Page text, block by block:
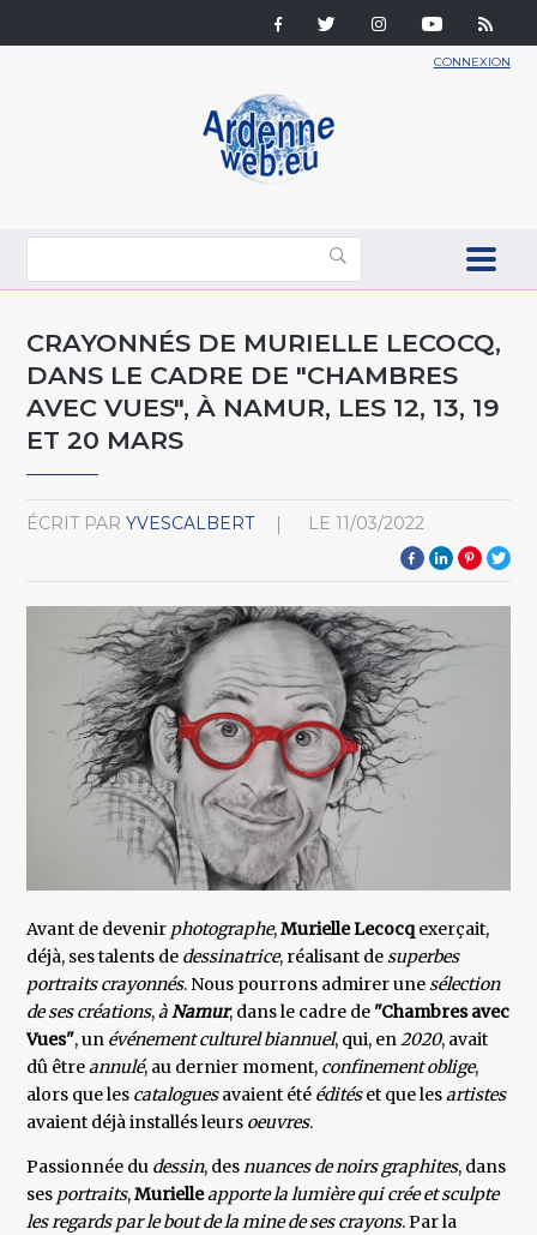
CONNEXION
CRAYONNÉS DE MURIELLE LECOCQ,
DANS LE CADRE DE "CHAMBRES
AVEC VUES", À NAMUR, LES 12, 13, 19
ET 20 MARS
ÉCRIT PAR YVESCALBERT LE 11/03/2022
Avant de devenir photographe,Murielle Lecocq exerçait,
déjà, ses talents de dessinatrice, réalisant desuperbes
portraits crayonnés. Nous pourrons admirer unesélection
de ses créations,àNamur, dans le cadre de "Chambresavec
Vues", un événement culturel biannuel, qui, en2020, avait
dû êtreannulé, au dernier moment, confinementoblige,
alors que les cataloguesavaient été éditéset que lesartistes
avaient déjà installés leurs oeuvres.
Passionnée du dessin, desnuances de noirs graphites, dans
ses portraits,Murielleapporte la lumière qui crée et sculpte
les regards par le bout de la mine de ses crayons. Par la